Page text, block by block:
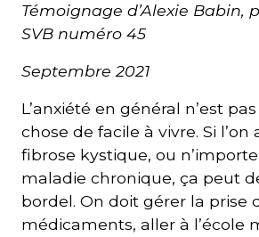
Témoignage d’Alexie Babin,
SVB numéro 45
Septembre 2021
L’anxiété en général n’est
chose de facile à vivre. Si l’on
fibrose kystique, ou
maladie chronique, ça peut
bordel. On doit gérer la prise
médicaments, aller à l’école
Lien
*
M'inscrire